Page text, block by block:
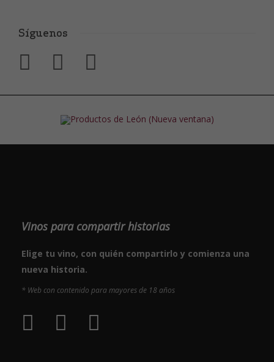
Síguenos
Vinos para compartir historias
Elige tu vino, con quién compartirlo y comienza una
nueva historia.
* Web con contenido para mayores de 18 años